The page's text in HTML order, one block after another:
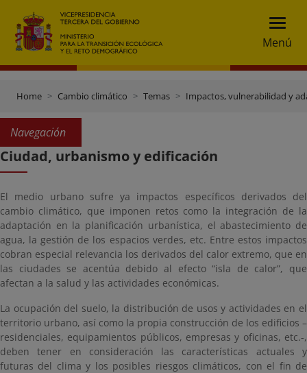
Menú
Home Cambio climático Temas Impactos, vulnerabilidad y
Navegación
Ciudad, urbanismo y edificación
El medio urbano sufre ya impactos específicos derivados del
cambio climático, que imponen retos como la integración de la
adaptación en la planificación urbanística, el abastecimiento de
agua, la gestión de los espacios verdes, etc. Entre estos impactos
cobran especial relevancia los derivados del calor extremo, que en
las ciudades se acentúa debido al efecto “isla de calor”, que
afectan a la salud y las actividades económicas.
La ocupación del suelo, la distribución de usos y actividades en el
territorio urbano, así como la propia construcción de los edificios –
residenciales, equipamientos públicos, empresas y oficinas, etc.-,
deben tener en consideración las características actuales y
futuras del clima y los posibles riesgos climáticos, con el fin de